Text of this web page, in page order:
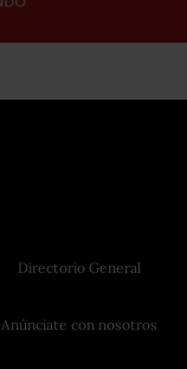
Directorio General
Anúnciate con nosotros